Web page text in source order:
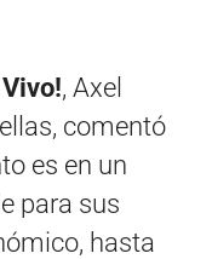
, Axel
comentó
es en un
para sus
hasta